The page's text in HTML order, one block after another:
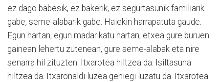
ez dago babesik, ez bakerik, ez segurtasunik familiarik
gabe, seme-alabarik gabe. Haiekin harrapatuta gaude.
Egun hartan, egun madarikatu hartan, etxea gure buruen
gainean lehertu zutenean, gure seme-alabak eta nire
senarra hil zituzten. Itxarotea hiltzea da. Isiltasuna
hiltzea da. Itxaronaldi luzea gehiegi luzatu da. Itxarotea